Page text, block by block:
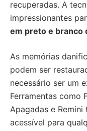
recuperadas. A
impressionantes
em preto e branco
As memórias
podem ser
necessário ser um
Ferramentas como
Apagadas e
acessível para